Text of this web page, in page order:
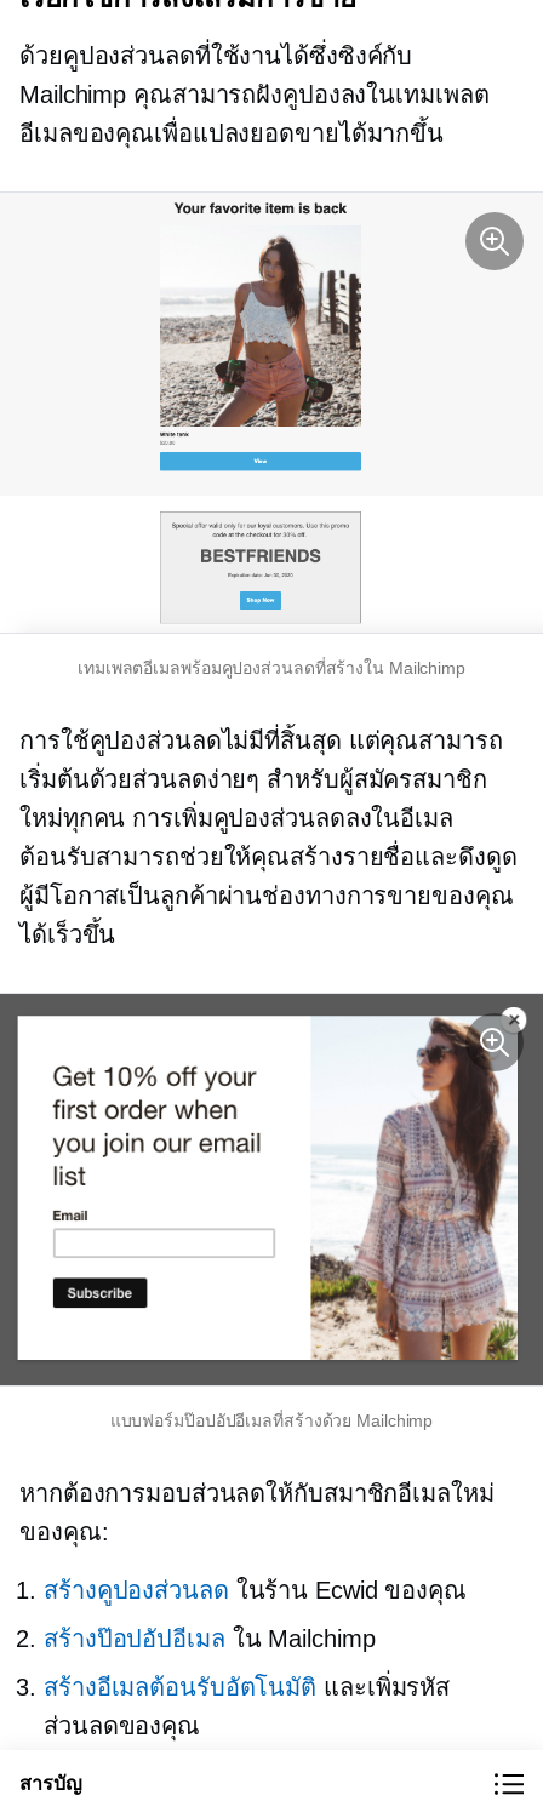
ด้วยคูปองส่วนลดที่ใช้งานได้ซึ่งซิงค์กับ
Mailchimp คุณสามารถฝังคูปองลงในเทมเพลต
อีเมลของคุณเพื่อแปลงยอดขายได้มากขึ้น
เทมเพลตอีเมลพร้อมคูปองส่วนลดที่สร้างใน Mailchimp
การใช้คูปองส่วนลดไม่มีที่สิ้นสุด แต่คุณสามารถ
เริ่มต้นด้วยส่วนลดง่ายๆ สำหรับผู้สมัครสมาชิก
ใหม่ทุกคน การเพิ่มคูปองส่วนลดลงในอีเมล
ต้อนรับสามารถช่วยให้คุณสร้างรายชื่อและดึงดูด
ผู้มีโอกาสเป็นลูกค้าผ่านช่องทางการขายของคุณ
ได้เร็วขึ้น
แบบฟอร์มป๊อปอัปอีเมลที่สร้างด้วย Mailchimp
หากต้องการมอบส่วนลดให้กับสมาชิกอีเมลใหม่
ของคุณ:
สร้างคูปองส่วนลด ในร้าน Ecwid ของคุณ
สร้างป๊อปอัปอีเมล ใน Mailchimp
สร้างอีเมลต้อนรับอัตโนมัติ และเพิ่มรหัส
ส่วนลดของคุณ
ระบบคูปองส่วนลดของ Ecwid มีความยืดหยุ่น
สารบัญ